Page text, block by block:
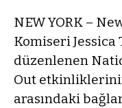
NEW YORK –
Komiseri Jessica
düzenlenen
Out
arasındaki